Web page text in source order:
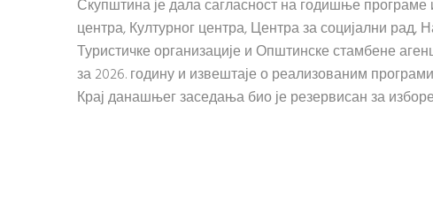
Скупштина је дала сагласност на годишње програме
центра, Културног центра, Центра за социјални
Туристичке организације и Општинске стамбене
за 2026. годину и извештаје о реализованим
Крај данашњег заседања био је резервисан за